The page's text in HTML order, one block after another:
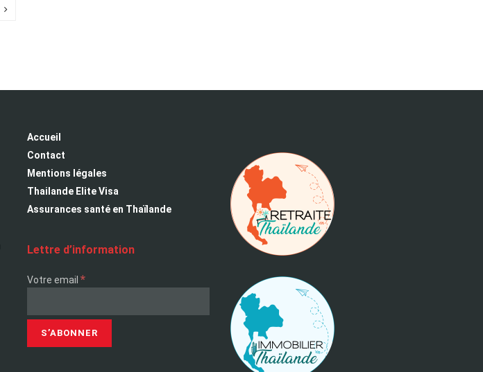
Accueil
Contact
Mentions légales
Thailande Elite Visa
Assurances santé en Thaïlande
Lettre d’information
Votre email *